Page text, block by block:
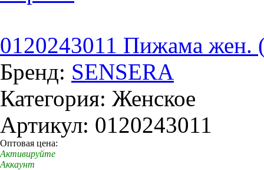
0120243011 Пижама жен.
Бренд: SENSERA
Категория: Женское
Артикул: 0120243011
Оптовая цена:
Активируйте
Аккаунт